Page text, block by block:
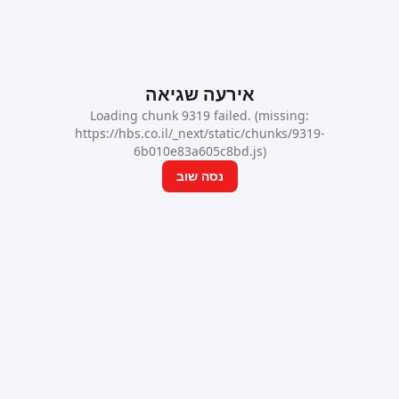
אירעה שגיאה
Loading chunk 9319 failed. (missing:
https://hbs.co.il/_next/static/chunks/9319-
6b010e83a605c8bd.js)